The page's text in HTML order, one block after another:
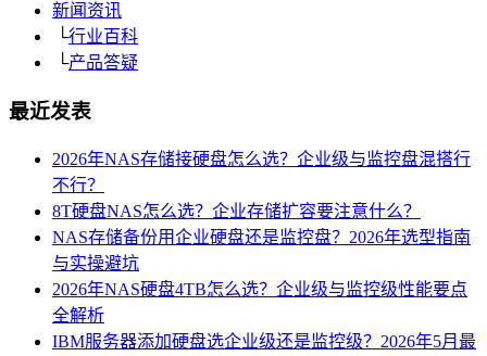
新闻资讯
└行业百科
└产品答疑
最近发表
2026年NAS存储接硬盘怎么选？企业级与监控盘混搭行
不行？
8T硬盘NAS怎么选？企业存储扩容要注意什么？
NAS存储备份用企业硬盘还是监控盘？2026年选型指南
与实操避坑
2026年NAS硬盘4TB怎么选？企业级与监控级性能要点
全解析
IBM服务器添加硬盘选企业级还是监控级？2026年5月最